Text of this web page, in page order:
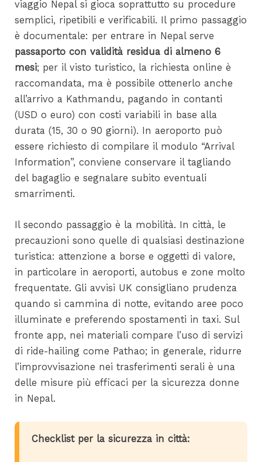
viaggio Nepal si gioca soprattutto su procedure
semplici, ripetibili e verificabili. Il primo passaggio
è documentale: per entrare in Nepal serve
passaporto con validità residua di almeno 6
mesi; per il visto turistico, la richiesta online è
raccomandata, ma è possibile ottenerlo anche
all’arrivo a Kathmandu, pagando in contanti
(USD o euro) con costi variabili in base alla
durata (15, 30 o 90 giorni). In aeroporto può
essere richiesto di compilare il modulo “Arrival
Information”, conviene conservare il tagliando
del bagaglio e segnalare subito eventuali
smarrimenti.
Il secondo passaggio è la mobilità. In città, le
precauzioni sono quelle di qualsiasi destinazione
turistica: attenzione a borse e oggetti di valore,
in particolare in aeroporti, autobus e zone molto
frequentate. Gli avvisi UK consigliano prudenza
quando si cammina di notte, evitando aree poco
illuminate e preferendo spostamenti in taxi. Sul
fronte app, nei materiali compare l’uso di servizi
di ride-hailing come Pathao; in generale, ridurre
l’improvvisazione nei trasferimenti serali è una
delle misure più efficaci per la sicurezza donne
in Nepal.
Checklist per la sicurezza in città: